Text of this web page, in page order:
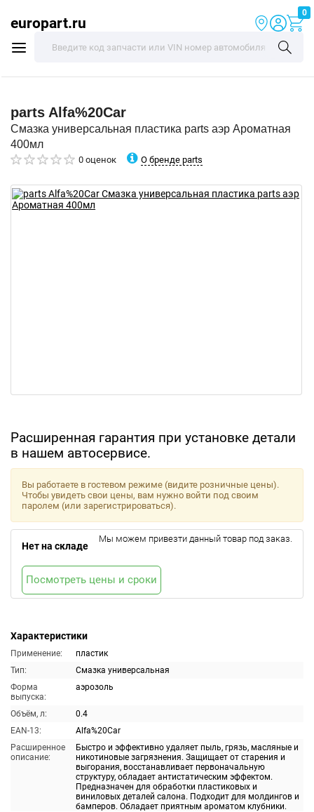
europart.ru
0
parts Alfa%20Car
Смазка универсальная пластика parts аэр Ароматная
400мл
0 оценок О бренде parts
Расширенная гарантия при установке детали
в нашем автосервисе.
Характеристики
Применение:
пластик
Тип:
Смазка универсальная
Форма
выпуска:
аэрозоль
Объём, л:
0.4
EAN-13:
Alfa%20Car
Расширенное
описание:
Быстро и эффективно удаляет пыль, грязь, масляные и
никотиновые загрязнения. Защищает от старения и
выгорания, восстанавливает первоначальную
структуру, обладает антистатическим эффектом.
Предназначен для обработки пластиковых и
виниловых деталей салона. Подходит для молдингов и
бамперов. Обладает приятным ароматом клубники.
Вы работаете в гостевом режиме (видите розничные цены).
Чтобы увидеть свои цены, вам нужно войти под своим
паролем (или зарегистрироваться).
Нет на складе
Мы можем привезти данный товар под заказ.
Посмотреть цены и сроки